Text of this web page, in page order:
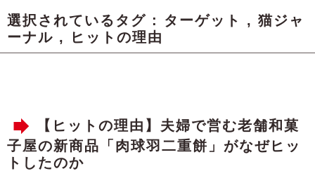
選択されているタグ : ターゲット , 猫ジャ
ーナル , ヒットの理由
【ヒットの理由】夫婦で営む老舗和菓
子屋の新商品「肉球羽二重餅」がなぜヒッ
トしたのか